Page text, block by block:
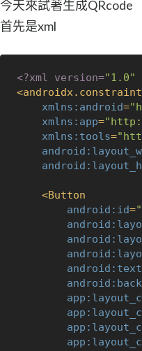
今天來試著生成QRcode
首先是xml
<?xml version="1.0"
<
xmlns:android=
xmlns:app=
xmlns:tools=
<Button
android:id=
android:text